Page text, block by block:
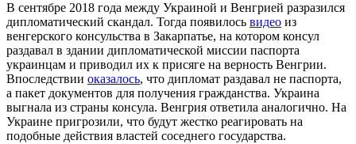
В сентябре 2018 года между Украиной и Венгрией разразился
дипломатический скандал. Тогда появилось видео из
венгерского консульства в Закарпатье, на котором консул
раздавал в здании дипломатической миссии паспорта
украинцам и приводил их к присяге на верность Венгрии.
Впоследствии оказалось, что дипломат раздавал не паспорта,
а пакет документов для получения гражданства. Украина
выгнала из страны консула. Венгрия ответила аналогично. На
Украине пригрозили, что будут жестко реагировать на
подобные действия властей соседнего государства.